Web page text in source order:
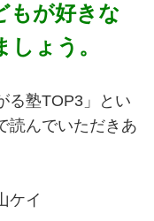
もが好きな
ょう。
る塾TOP3」とい
読んでいただきあ
ケイ